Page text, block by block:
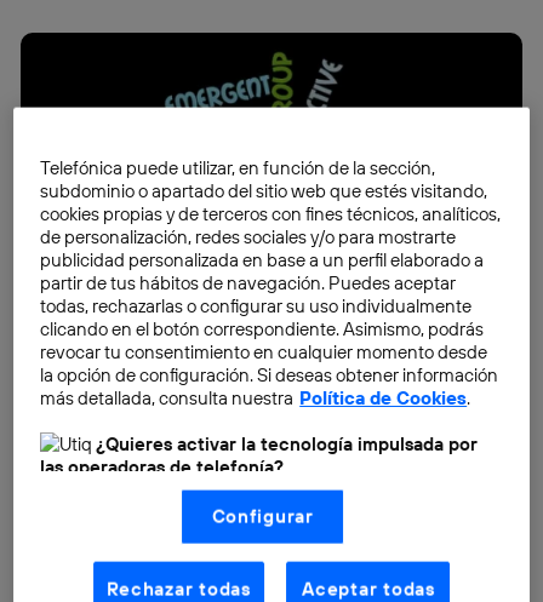
¿Qué es elcrowdsourcing?
colaboración que consiste en la distribución o
serán realizadas por una comunidad de colaboradores
en vez de lo que, tradicionalmente, se haría por medio
Telefónica puede utilizar, en función de la sección,
subdominio o apartado del sitio web que estés visitando,
cookies propias y de terceros con fines técnicos, analíticos,
de personalización, redes sociales y/o para mostrarte
publicidad personalizada en base a un perfil elaborado a
partir de tus hábitos de navegación. Puedes aceptar
todas, rechazarlas o configurar su uso individualmente
clicando en el botón correspondiente. Asimismo, podrás
revocar tu consentimiento en cualquier momento desde
la opción de configuración. Si deseas obtener información
más detallada, consulta nuestra Política de Cookies.
¿Quieres activar la tecnología impulsada por
las operadoras de telefonía?
Nosotros, Telefónica S.A., utilizamos la tecnología Utiq para
realizar nuestras acciones de marketing digital o análisis
(como se describe en este aviso de consentimiento)
basadas en tu navegación en nuestra(s) web(s)
aquí (solo cuando utilizas una conexión a
Configurar
Rechazar todas Aceptar todas